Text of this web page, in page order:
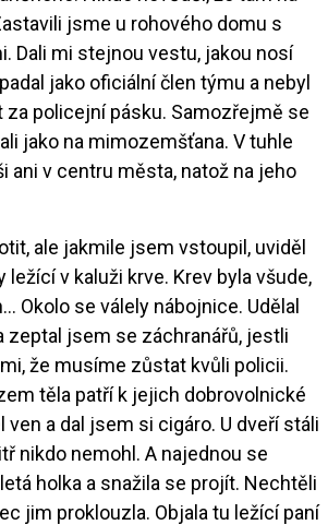
jsme u rohového domu s
Dali mi stejnou vestu, jakou nosí
jako oficiální člen týmu a nebyl
policejní pásku. Samozřejmě se
jako na mimozemšťana. V tuhle
ani v centru města, natož na jeho
ale jakmile jsem vstoupil, uviděl
v kaluži krve. Krev byla všude,
Okolo se válely nábojnice. Udělal
zeptal jsem se záchranářů, jestli
že musíme zůstat kvůli policii.
těla patří k jejich dobrovolnické
ven a dal jsem si cigáro. U dveří stáli
nikdo nemohl. A najednou se
holka a snažila se projít. Nechtěli
jim proklouzla. Objala tu ležící paní